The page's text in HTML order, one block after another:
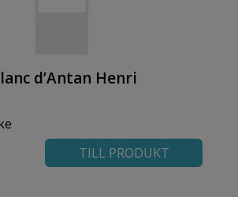
d’Antan Henri
TILL PRODUKT